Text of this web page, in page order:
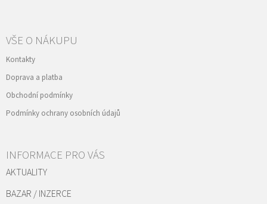
VŠE O NÁKUPU
Kontakty
Doprava a platba
Obchodní podmínky
Podmínky ochrany osobních údajů
INFORMACE PRO VÁS
AKTUALITY
BAZAR / INZERCE